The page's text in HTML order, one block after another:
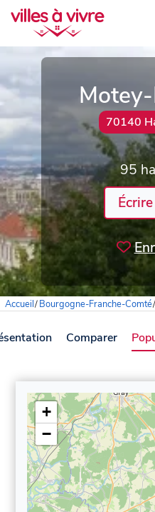
70140
95
Accueil/Bourgogne-Franche-Comté/
Comparer
+
−